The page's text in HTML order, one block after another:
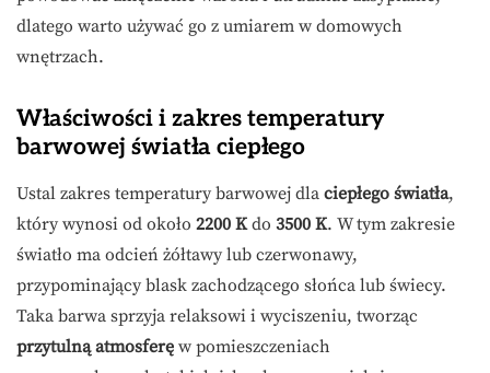
dlatego warto używać go z umiarem w domowych
wnętrzach.
Właściwości i zakres temperatury
barwowej światła ciepłego
Ustal zakres temperatury barwowej dla ciepłego światła,
który wynosi od około 2200 Kdo 3500 K. W tym zakresie
światło ma odcień żółtawy lub czerwonawy,
przypominający blask zachodzącego słońca lub świecy.
Taka barwa sprzyja relaksowi i wyciszeniu, tworząc
przytulną atmosferę w pomieszczeniach